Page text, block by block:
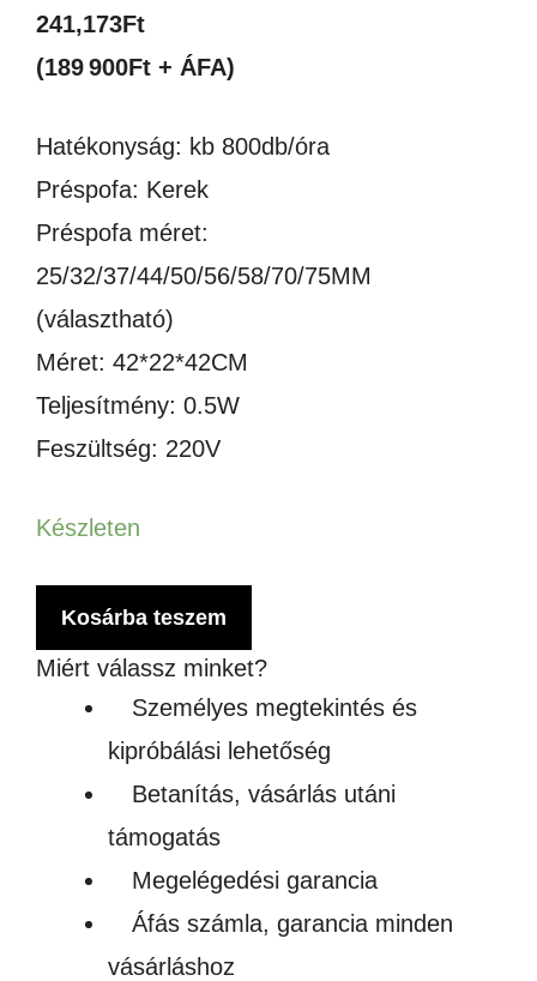
241,173Ft
(189 900Ft + ÁFA)
Hatékonyság: kb 800db/óra
Préspofa: Kerek
Préspofa méret:
25/32/37/44/50/56/58/70/75MM
(választható)
Méret: 42*22*42CM
Teljesítmény: 0.5W
Feszültség: 220V
Készleten
PNEUMATIKUS
KITŰZŐ
Kosárba teszem
Miért válassz minket?
Személyes megtekintés és
kipróbálási lehetőség
Betanítás, vásárlás utáni
támogatás
Megelégedési garancia
Áfás számla, garancia minden
vásárláshoz